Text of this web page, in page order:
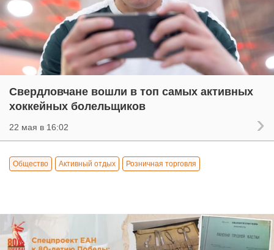
Свердловчане вошли в топ самых активных
хоккейных болельщиков
22 мая в 16:02
Общество Активный отдых Розничная торговля